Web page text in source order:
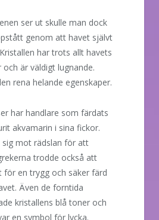
ser ut skulle man dock
genom att havet självt
har trots allt havets
är väldigt lugnande.
rena helande egenskaper.
har handlare som färdats
akvamarin i sina fickor.
mot rädslan för att
trodde också att
för en trygg och säker färd
Även de forntida
kristallens blå toner och
en symbol för lycka.